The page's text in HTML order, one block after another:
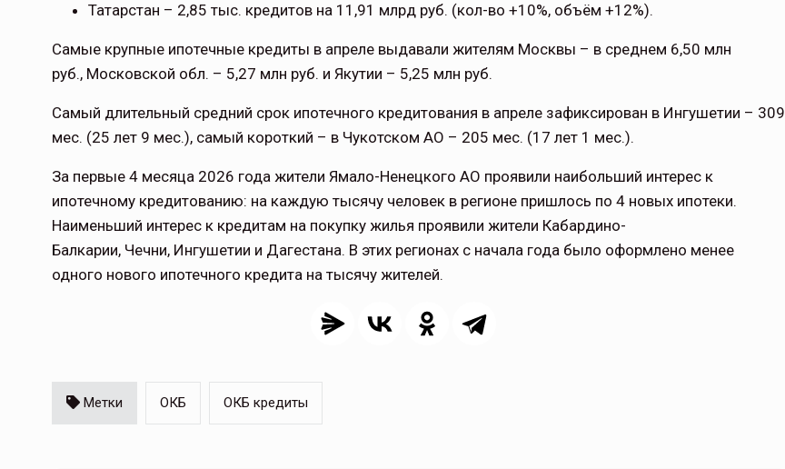
Татарстан – 2,85 тыс. кредитов на 11,91 млрд руб. (кол-во +10%, объём +12%).
Самые крупные ипотечные кредиты в апреле выдавали жителям Москвы – в среднем 6,50 млн
руб., Московской обл. – 5,27 млн руб. и Якутии – 5,25 млн руб.
Самый длительный средний срок ипотечного кредитования в апреле зафиксирован в Ингушетии – 309
мес. (25 лет 9 мес.), самый короткий – в Чукотском АО – 205 мес. (17 лет 1 мес.).
За первые 4 месяца 2026 года жители Ямало-Ненецкого АО проявили наибольший интерес к
ипотечному кредитованию: на каждую тысячу человек в регионе пришлось по 4 новых ипотеки.
Наименьший интерес к кредитам на покупку жилья проявили жители Кабардино-
Балкарии, Чечни, Ингушетии и Дагестана. В этих регионах с начала года было оформлено менее
одного нового ипотечного кредита на тысячу жителей.
Метки ОКБ ОКБ кредиты